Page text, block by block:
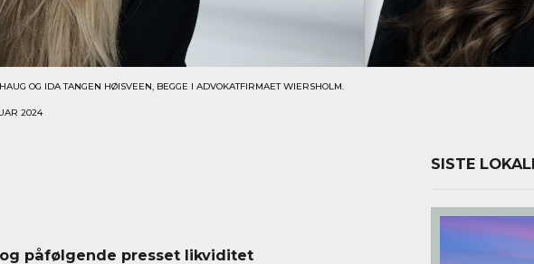
OG IDA TANGEN HØISVEEN, BEGGE I ADVOKATFIRMAET WIERSHOLM.
2024
påfølgende presset likviditet
SISTE